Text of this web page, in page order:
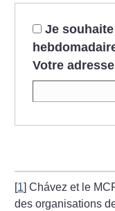
Je
Votre adresse
1 ]Chávez et le
des organisations